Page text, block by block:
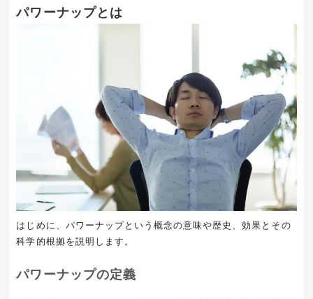
パワーナップとは
はじめに、パワーナップという概念の意味や歴史、効果とその
科学的根拠を説明します。
パワーナップの定義